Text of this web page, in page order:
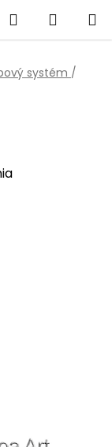
Hľadať
KOŠÍK
systém /